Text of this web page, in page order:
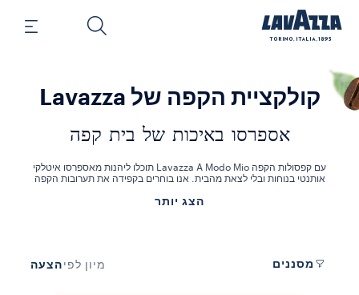
קולקציית הקפה של Lavazza
אספרסו באיכות של בית קפה
עם קפסולות הקפה Lavazza A Modo Mio תוכלו ליהנות מאספרסו איטלקי
אותנטי בנוחות ובלי לצאת מהבית. אנו בוחרים בקפידה את תערובות הקפה
מסורת הקפה האיטלקית.
הצג יותר
מסננים מיון לפי הצעה